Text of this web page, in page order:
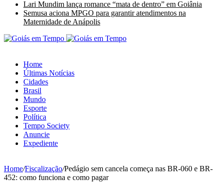
Lari Mundim lança romance “mata de dentro” em Goiânia
Semusa aciona MPGO para garantir atendimentos na
Maternidade de Anápolis
Home
Últimas Notícias
Cidades
Brasil
Mundo
Esporte
Política
Tempo Society
Anuncie
Expediente
Home/Fiscalização/Pedágio sem cancela começa nas BR-060 e BR-
452: como funciona e como pagar